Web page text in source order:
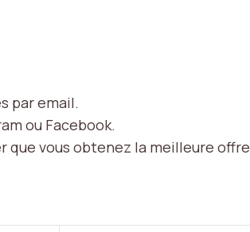
par email.
ou Facebook.
que vous obtenez la meilleure